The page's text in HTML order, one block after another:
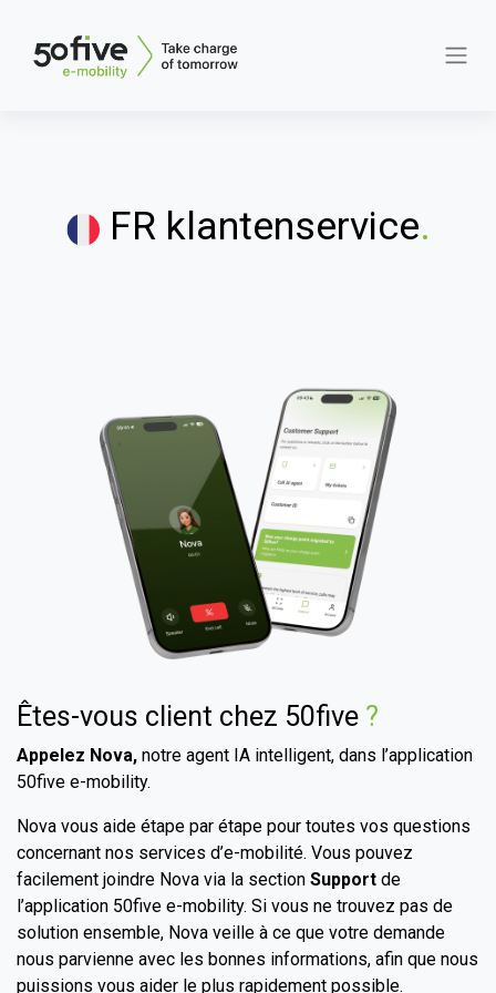
FR klantenservice.
Êtes-vous client chez 50five ?
Appelez Nova, notre agent IA intelligent, dans l’application
50five e-mobility.
Nova vous aide étape par étape pour toutes vos questions
concernant nos services d’e-mobilité. Vous pouvez
facilement joindre Nova via la section Support de
l’application 50five e-mobility. Si vous ne trouvez pas de
solution ensemble, Nova veille à ce que votre demande
nous parvienne avec les bonnes informations, afin que nous
puissions vous aider le plus rapidement possible.